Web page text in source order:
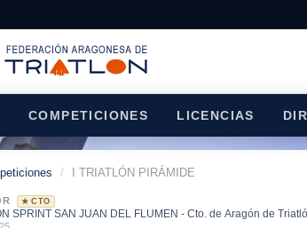
COMPETICIONES LICENCIAS
/ I TRIATLÓN PIRÁMIDE
★ CTO
SPRINT SAN JUAN DEL FLUMEN - Cto. de Aragón de